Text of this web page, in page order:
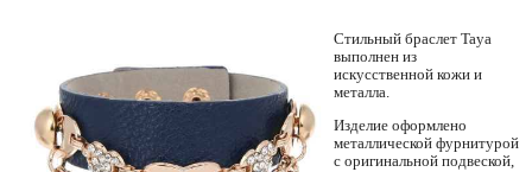
Стильный браслет Taya
выполнен из
искусственной кожи и
металла.
Изделие оформлено
металлической фурнитурой
с оригинальной подвеской,